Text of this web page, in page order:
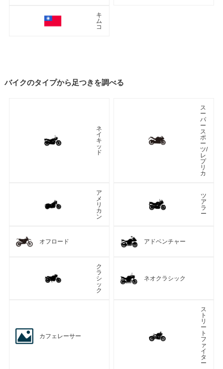
キ
ム
コ
バイクのタイプから足つきを調べる
ネ
イ
キ
ッ
ド
ス
ー
パ
ー
ス
ポ
ー
ツ/
レ
プ
リ
カ
ア
メ
リ
カ
ン
ツ
ア
ラ
ー
オフロード アドベンチャー
ク
ラ
シ
ッ
ク
ネオクラシック
カフェレーサー
ス
ト
リ
ー
ト
フ
ァ
イ
タ
ー